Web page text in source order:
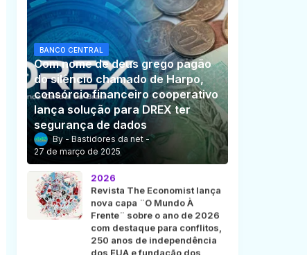
BANCO CENTRAL
Com nome de deus grego pagão
do silêncio chamado de Harpo,
consórcio financeiro cooperativo
lança solução para DREX ter
segurança de dados
Bastidores da net
27 de março de 2025
2026
Revista The Economist lança
nova capa ¨O Mundo À
Frente¨ sobre o ano de 2026
com destaque para conflitos,
250 anos de independência
dos EUA e fundação dos